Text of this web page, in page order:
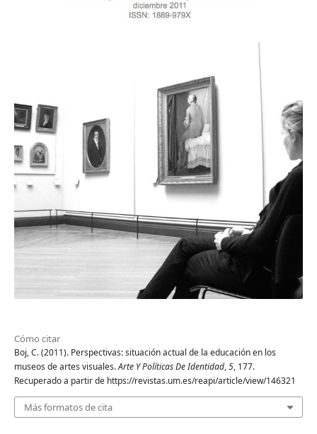
Cómo citar
Boj, C. (2011). Perspectivas: situación actual de la educación en los
museos de artes visuales.Arte Y Políticas De Identidad,5, 177.
Recuperado a partir de https://revistas.um.es/reapi/article/view/146321
Más formatos de cita